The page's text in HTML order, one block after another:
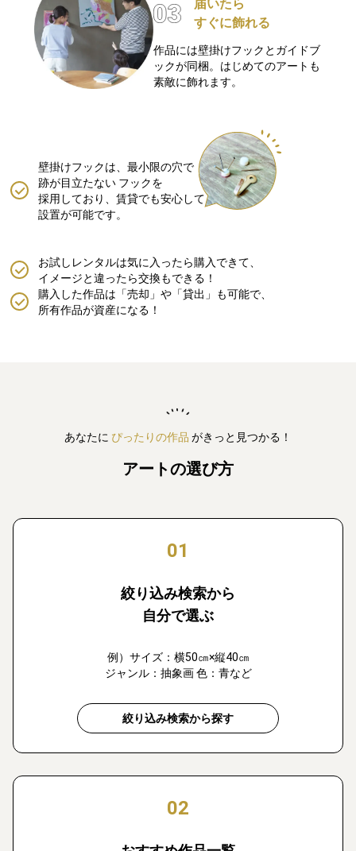
届いたら
すぐに飾れる
作品には壁掛けフックとガイドブ
ックが同梱。はじめてのアートも
素敵に飾れます。
壁掛けフックは、最小限の穴で
跡が目立たない フックを
採用しており、賃貸でも安心して
設置が可能です。
購入した作品は「売却」や「貸出」も可能で、
所有作品が資産になる！
お試しレンタルは気に入ったら購入できて、
イメージと違ったら交換もできる！
あなたに ぴったりの作品 がきっと見つかる！
アートの選び方
01
絞り込み検索から
自分で選ぶ
例）サイズ：横50㎝×縦40㎝
ジャンル：抽象画 色：青など
絞り込み検索から探す
02